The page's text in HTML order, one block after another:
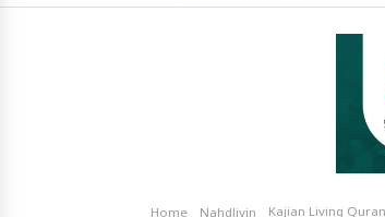
Home Nahdliyin